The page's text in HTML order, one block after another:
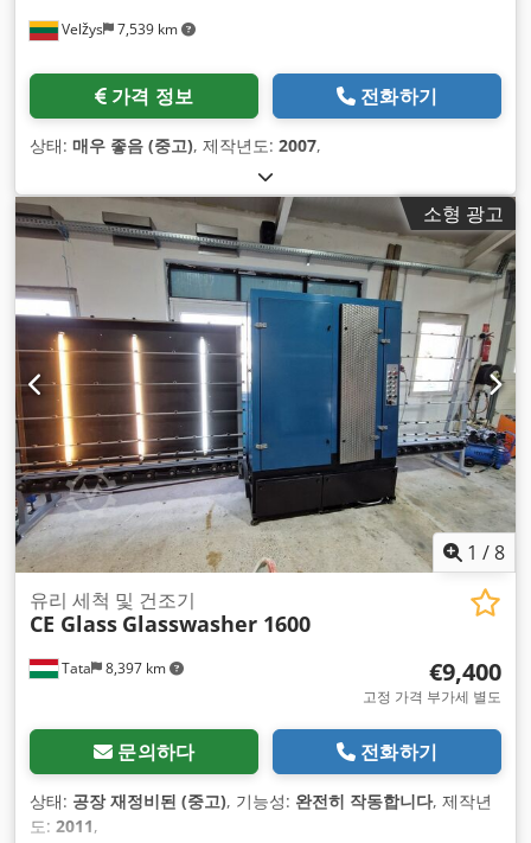
Velžys 7,539 km
가격 정보 전화하기
상태: 매우 좋음 (중고), 제작년도: 2007,
소형 광고
1 /8
Tata 8,397 km
유리 세척 및 건조기
CE Glass Glasswasher 1600
€9,400
고정 가격 부가세 별도
문의하다 전화하기
상태: 공장 재정비된 (중고), 기능성: 완전히 작동합니다, 제작년
도: 2011,